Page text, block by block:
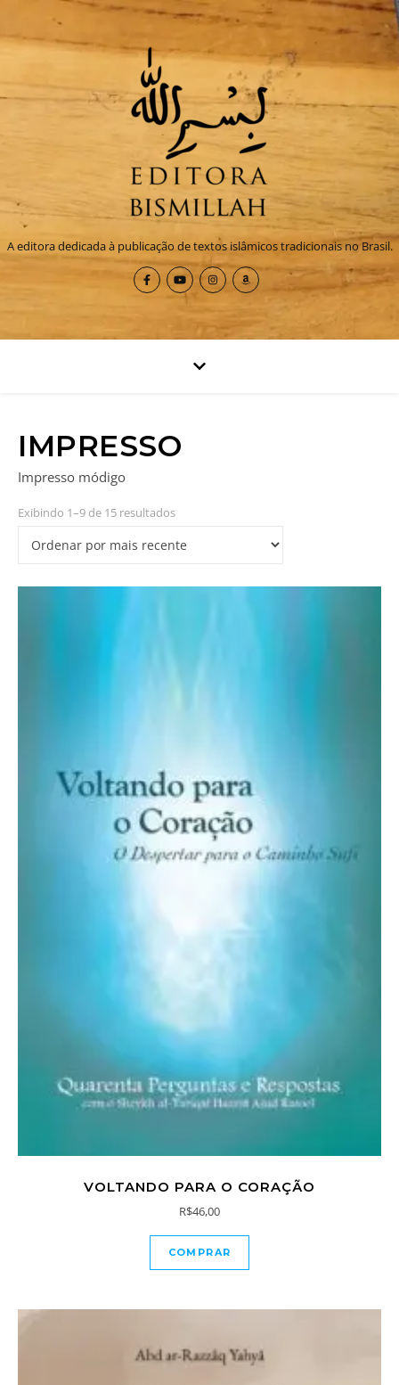
A editora dedicada à publicação de textos islâmicos tradicionais no Brasil.
IMPRESSO
Impresso módigo
Exibindo 1–9 de 15 resultados
VOLTANDO PARA O CORAÇÃO
R$46,00
COMPRAR